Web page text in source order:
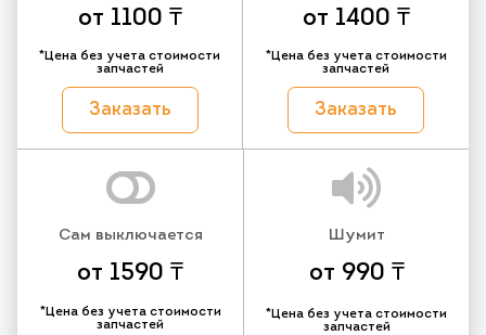
от 1100 ₸
*Цена без учета стоимости
запчастей
Заказать
от 1400 ₸
*Цена без учета стоимости
запчастей
Заказать
Сам выключается
от 1590 ₸
*Цена без учета стоимости
запчастей
Шумит
от 990 ₸
*Цена без учета стоимости
запчастей